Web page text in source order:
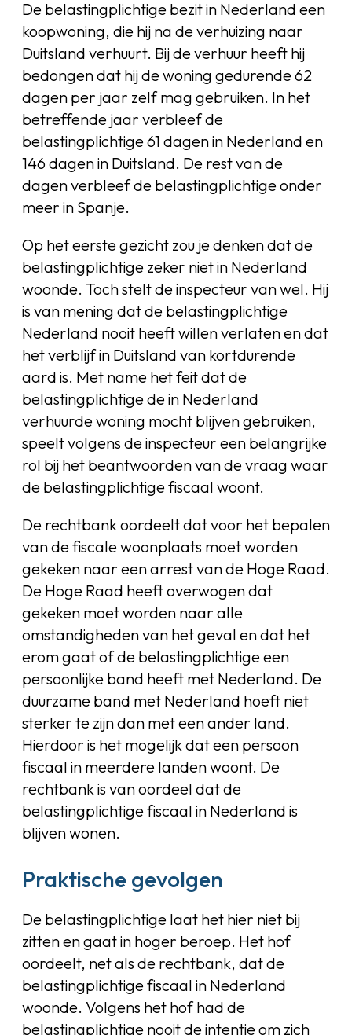
De belastingplichtige bezit in Nederland een
koopwoning, die hij na de verhuizing naar
Duitsland verhuurt. Bij de verhuur heeft hij
bedongen dat hij de woning gedurende 62
dagen per jaar zelf mag gebruiken. In het
betreffende jaar verbleef de
belastingplichtige 61 dagen in Nederland en
146 dagen in Duitsland. De rest van de
dagen verbleef de belastingplichtige onder
meer in Spanje.
Op het eerste gezicht zou je denken dat de
belastingplichtige zeker niet in Nederland
woonde. Toch stelt de inspecteur van wel. Hij
is van mening dat de belastingplichtige
Nederland nooit heeft willen verlaten en dat
het verblijf in Duitsland van kortdurende
aard is. Met name het feit dat de
belastingplichtige de in Nederland
verhuurde woning mocht blijven gebruiken,
speelt volgens de inspecteur een belangrijke
rol bij het beantwoorden van de vraag waar
de belastingplichtige fiscaal woont.
De rechtbank oordeelt dat voor het bepalen
van de fiscale woonplaats moet worden
gekeken naar een arrest van de Hoge Raad.
De Hoge Raad heeft overwogen dat
gekeken moet worden naar alle
omstandigheden van het geval en dat het
erom gaat of de belastingplichtige een
persoonlijke band heeft met Nederland. De
duurzame band met Nederland hoeft niet
sterker te zijn dan met een ander land.
Hierdoor is het mogelijk dat een persoon
fiscaal in meerdere landen woont. De
rechtbank is van oordeel dat de
belastingplichtige fiscaal in Nederland is
blijven wonen.
Praktische gevolgen
De belastingplichtige laat het hier niet bij
zitten en gaat in hoger beroep. Het hof
oordeelt, net als de rechtbank, dat de
belastingplichtige fiscaal in Nederland
woonde. Volgens het hof had de
belastingplichtige nooit de intentie om zich